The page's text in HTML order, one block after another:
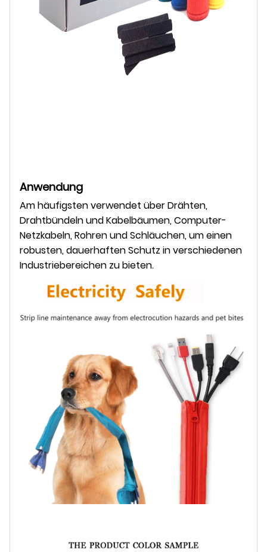
Anwendung
Am häufigsten verwendet über Drähten,
Drahtbündeln und Kabelbäumen, Computer-
Netzkabeln, Rohren und Schläuchen, um einen
robusten, dauerhaften Schutz in verschiedenen
Industriebereichen zu bieten.